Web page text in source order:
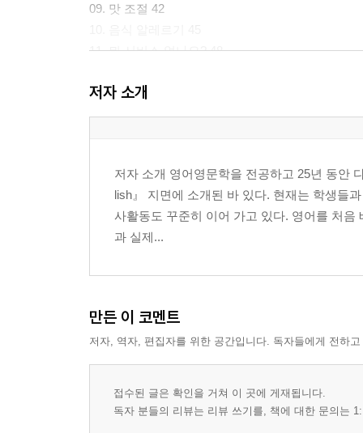
09. 맛 조절 42
11. 뭐 서비스 없나요? 48
Chapter 2 cafe
Chapter 3 옷 가게
01. 옷 색상, 크기 67
02. 가격할인 70
01. 좌석 확인 80
02. 음료 요청 81
03. 기내식 메뉴 정하기 82
04. 담요 베개, 편의용품 요청 83
05. 불편한 점 말하기 85
저자 소개
저자 소개 영어영문학을 전공하고 25년 동안
lish』 지면에 소개된 바 있다. 현재는 학생들
사활동도 꾸준히 이어 가고 있다. 영어를 처
과 실제...
만든 이 코멘트
저자, 역자, 편집자를 위한 공간입니다. 독자들에게 전하
접수된 글은 확인을 거쳐 이 곳에 게재됩니다.
독자 분들의 리뷰는 리뷰 쓰기를, 책에 대한 문의는